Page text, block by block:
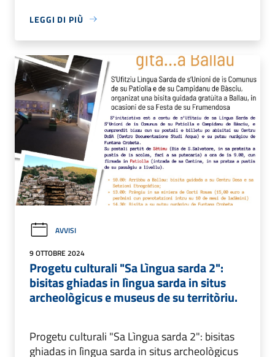
LEGGI DI PIÙ
AVVISI
9 OTTOBRE 2024
Progetu culturali "Sa Lìngua sarda 2":
bisitas ghiadas in lìngua sarda in situs
archeològicus e museus de su territòriu.
Progetu culturali "Sa Lìngua sarda 2": bisitas
ghiadas in lìngua sarda in situs archeològicus